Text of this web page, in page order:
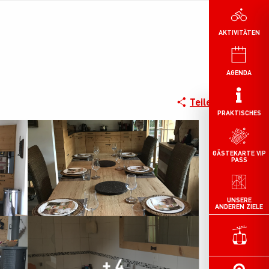
AKTIVITÄTEN
AGENDA
PRAKTISCHES
UNSERE
ANDEREN ZIELE
GÄSTEKARTE VIP
PASS
Teilen
+ 4